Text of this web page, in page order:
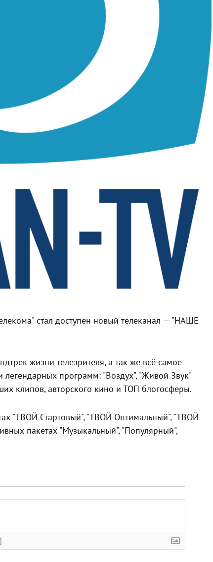
стал доступен новый телеканал — "НАШЕ
жизни телезрителя, а так же всё самое
легендарных программ: "Воздух", "Живой Звук"
клипов, авторского кино и ТОП блогосферы.
"ТВОЙ Стартовый", "ТВОЙ Оптимальный", "ТВОЙ
пакетах "Музыкальный", "Популярный",